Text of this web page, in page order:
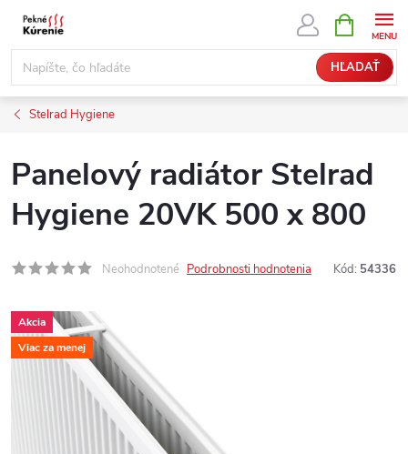
Prejsť
obsah
HĽADAŤ
KOŠÍK
Stelrad Hygiene
Panelový radiátor Stelrad
Hygiene 20VK 500 x 800
Neohodnotené Podrobnosti hodnotenia Kód: 54336
Akcia
Viac za menej